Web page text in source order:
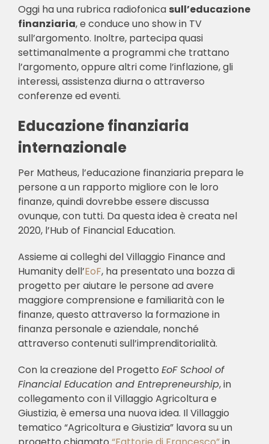
Oggi ha una rubrica radiofonica sull’educazione
finanziaria, e conduce uno show in TV
sull’argomento. Inoltre, partecipa quasi
settimanalmente a programmi che trattano
l’argomento, oppure altri come l’inflazione, gli
interessi, assistenza diurna o attraverso
conferenze ed eventi.
Educazione finanziaria
internazionale
Per Matheus, l’educazione finanziaria prepara le
persone a un rapporto migliore con le loro
finanze, quindi dovrebbe essere discussa
ovunque, con tutti. Da questa idea è creata nel
2020, l’Hub of Financial Education.
Assieme ai colleghi del Villaggio Finance and
Humanity dell’EoF, ha presentato una bozza di
progetto per aiutare le persone ad avere
maggiore comprensione e familiarità con le
finanze, questo attraverso la formazione in
finanza personale e aziendale, nonché
attraverso contenuti sull’imprenditorialità.
Con la creazione del Progetto EoF School of
Financial Education and Entrepreneurship, in
collegamento con il Villaggio Agricoltura e
Giustizia, è emersa una nuova idea. Il Villaggio
tematico “Agricoltura e Giustizia” lavora su un